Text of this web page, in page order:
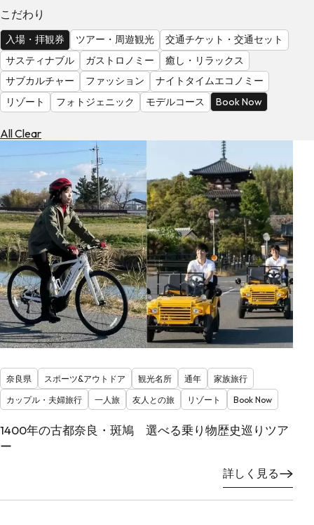
る
気
を
見
る
こだわり
入場・拝観券 ツアー・周遊観光
交通チケット・交通セット
サスティナブル
ガストロノミー
癒し・リラックス
サブカルチャー
ファッション
ナイトタイムエコノミー
リゾート
フォトジェニック モデルコース Book Now
All Clear
奈良県 スポーツ&アウトドア 観光名所 通年
家族旅行
カップル・夫婦旅行
一人旅 友人との旅 リゾート Book Now
1400年の古都奈良・斑鳩 選べる乗り物歴史巡りツア
ー
詳しく見る